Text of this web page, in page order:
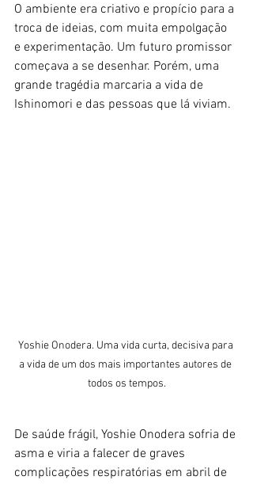
O ambiente era criativo e propício para a
troca de ideias, com muita empolgação
e experimentação. Um futuro promissor
começava a se desenhar. Porém, uma
grande tragédia marcaria a vida de
Ishinomori e das pessoas que lá viviam.
Yoshie Onodera. Uma vida curta, decisiva para
a vida de um dos mais importantes autores de
todos os tempos.
De saúde frágil, Yoshie Onodera sofria de
asma e viria a falecer de graves
complicações respiratórias em abril de